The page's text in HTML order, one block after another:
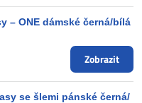
– ONE dámské černá/bílá
Zobrazit
se šlemi pánské černá/